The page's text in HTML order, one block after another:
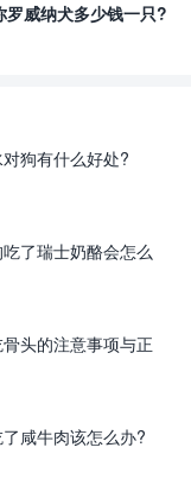
罗威纳犬多少钱一只?
狗有什么好处?
了瑞士奶酪会怎么
头的注意事项与正
咸牛肉该怎么办?